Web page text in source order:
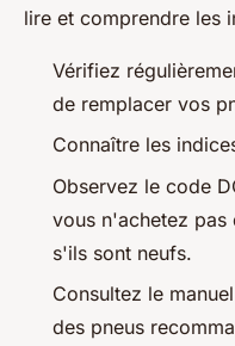
lire et comprendre les
Vérifiez
de remplacer vos
Connaître les
Observez le code
vous n'achetez pas
s'ils sont neufs.
Consultez le
des pneus